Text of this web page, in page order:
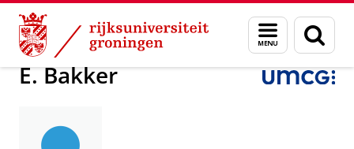
Skip
Content
Skip
Navigation
Menu
en
zoeken
Over ons E. Bakker
E. Bakker